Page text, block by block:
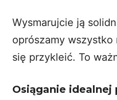
Wysmarujcie ją
oprószamy wszystko
się przykleić. To
Osiąganie idealnej